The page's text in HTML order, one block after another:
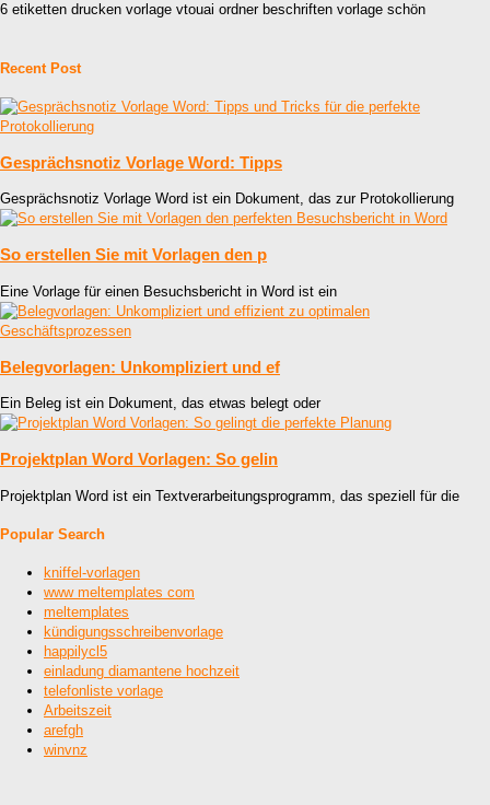
6 etiketten drucken vorlage vtouai ordner beschriften vorlage schön
Recent Post
Gesprächsnotiz Vorlage Word: Tipps
Gesprächsnotiz Vorlage Word ist ein Dokument, das zur Protokollierung
So erstellen Sie mit Vorlagen den p
Eine Vorlage für einen Besuchsbericht in Word ist ein
Belegvorlagen: Unkompliziert und ef
Ein Beleg ist ein Dokument, das etwas belegt oder
Projektplan Word Vorlagen: So gelin
Projektplan Word ist ein Textverarbeitungsprogramm, das speziell für die
Popular Search
kniffel-vorlagen
www meltemplates com
meltemplates
kündigungsschreibenvorlage
happilycl5
einladung diamantene hochzeit
telefonliste vorlage
Arbeitszeit
arefgh
winvnz